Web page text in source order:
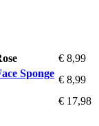
€ 8,99
Sponge
€ 8,99
€ 17,98